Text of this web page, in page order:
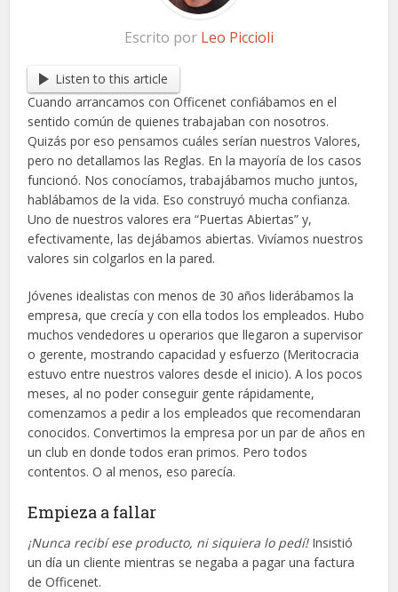
Escrito por Leo Piccioli
Listen to this article
Cuando arrancamos con Officenet confiábamos en el
sentido común de quienes trabajaban con nosotros.
Quizás por eso pensamos cuáles serían nuestros Valores,
pero no detallamos las Reglas. En la mayoría de los casos
funcionó. Nos conocíamos, trabajábamos mucho juntos,
hablábamos de la vida. Eso construyó mucha confianza.
Uno de nuestros valores era “Puertas Abiertas” y,
efectivamente, las dejábamos abiertas. Vivíamos nuestros
valores sin colgarlos en la pared.
Jóvenes idealistas con menos de 30 años liderábamos la
empresa, que crecía y con ella todos los empleados. Hubo
muchos vendedores u operarios que llegaron a supervisor
o gerente, mostrando capacidad y esfuerzo (Meritocracia
estuvo entre nuestros valores desde el inicio). A los pocos
meses, al no poder conseguir gente rápidamente,
comenzamos a pedir a los empleados que recomendaran
conocidos. Convertimos la empresa por un par de años en
un club en donde todos eran primos. Pero todos
contentos. O al menos, eso parecía.
Empieza a fallar
¡Nunca recibí ese producto, ni siquiera lo pedí!Insistió
un día un cliente mientras se negaba a pagar una factura
de Officenet.